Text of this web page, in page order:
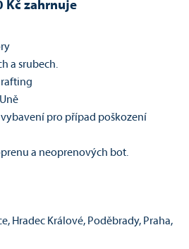
Kč zahrnuje
a srubech.
pro případ poškození
a neoprenových bot.
Hradec Králové, Poděbrady, Praha,